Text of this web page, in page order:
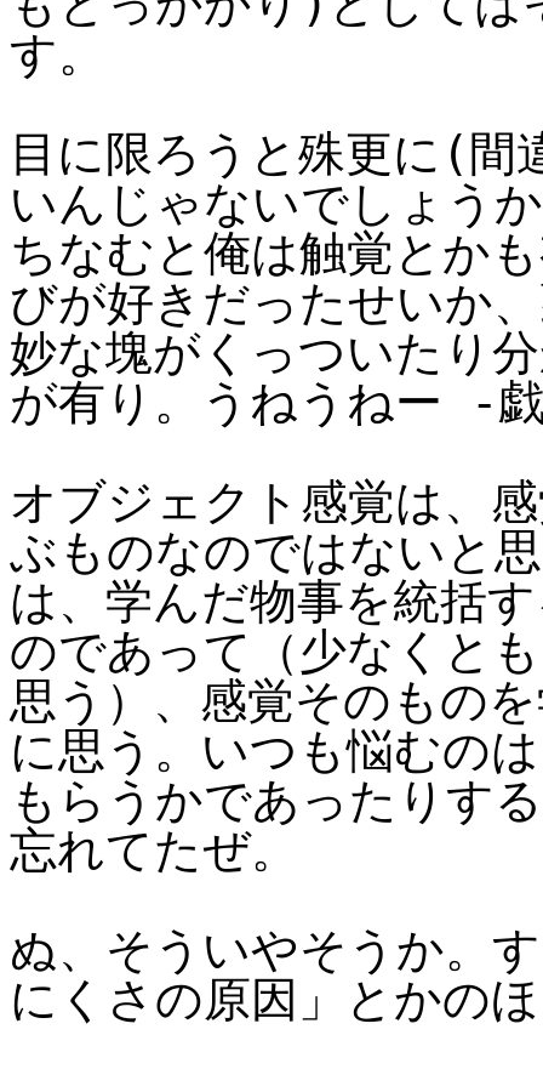
す。
目に限ろうと殊更に(間
いんじゃないでしょう
ちなむと俺は触覚とか
びが好きだったせいか
妙な塊がくっついたり
が有り。うねうねー -
オブジェクト感覚は、
ぶものなのではないと
は、学んだ物事を統括
のであって（少なくと
思う）、感覚そのもの
に思う。いつも悩むの
もらうかであったりす
忘れてたぜ。
ぬ、そういやそうか。
にくさの原因」とかの